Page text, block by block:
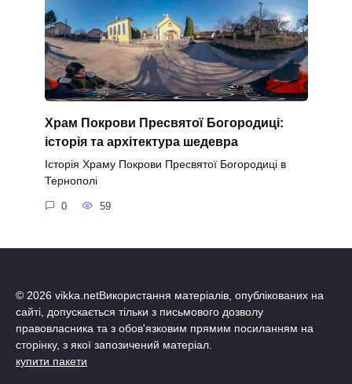
Храм Покрови Пресвятої Богородиці:
історія та архітектура шедевра
Історія Храму Покрови Пресвятої Богородиці в
Тернополі
0 59
© 2026 vikka.netВикористання матеріалів, опублікованих на
сайті, допускається тільки з письмового дозволу
правовласника та з обов'язковим прямим посиланням на
сторінку, з якої запозичений матеріал.
купити пакети